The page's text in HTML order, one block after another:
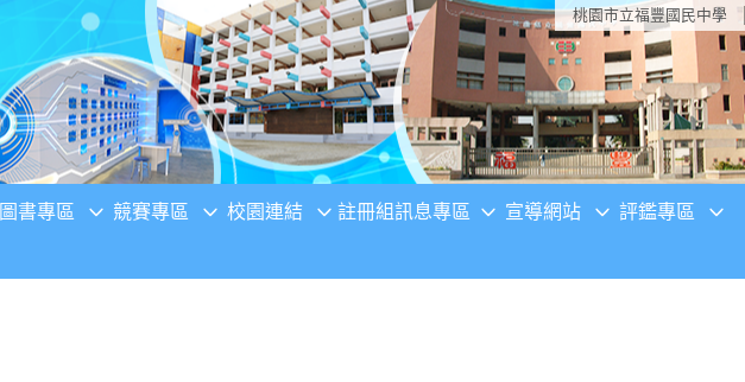
桃園市立福豐國民中學
圖書專區 競賽專區 校園連結 註冊組訊息專區 宣導網站 評鑑專區